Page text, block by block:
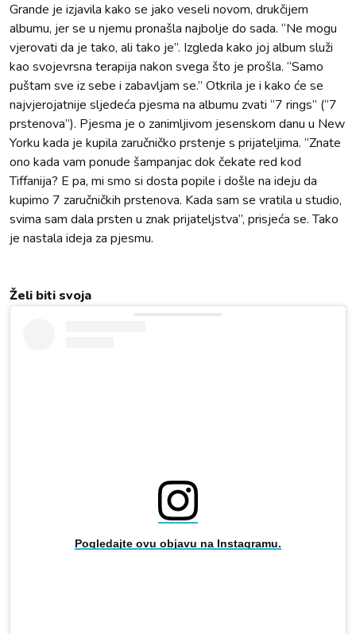
Grande je izjavila kako se jako veseli novom, drukčijem
albumu, jer se u njemu pronašla najbolje do sada. “Ne mogu
vjerovati da je tako, ali tako je”. Izgleda kako joj album služi
kao svojevrsna terapija nakon svega što je prošla. “Samo
puštam sve iz sebe i zabavljam se.” Otkrila je i kako će se
najvjerojatnije sljedeća pjesma na albumu zvati “7 rings” (“7
prstenova”). Pjesma je o zanimljivom jesenskom danu u New
Yorku kada je kupila zaručničko prstenje s prijateljima. “Znate
ono kada vam ponude šampanjac dok čekate red kod
Tiffanija? E pa, mi smo si dosta popile i došle na ideju da
kupimo 7 zaručničkih prstenova. Kada sam se vratila u studio,
svima sam dala prsten u znak prijateljstva”, prisjeća se. Tako
je nastala ideja za pjesmu.
Želi biti svoja
Pogledajte ovu objavu na Instagramu.